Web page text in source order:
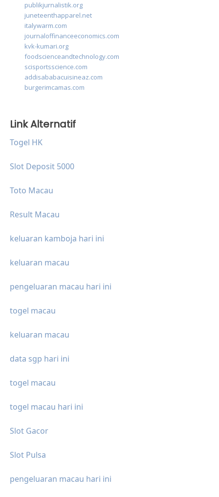
publikjurnalistik.org
juneteenthapparel.net
italywarm.com
journaloffinanceeconomics.com
kvk-kumari.org
foodscienceandtechnology.com
scisportsscience.com
addisababacuisineaz.com
burgerimcamas.com
Link Alternatif
Togel HK
Slot Deposit 5000
Toto Macau
Result Macau
keluaran kamboja hari ini
keluaran macau
pengeluaran macau hari ini
togel macau
keluaran macau
data sgp hari ini
togel macau
togel macau hari ini
Slot Gacor
Slot Pulsa
pengeluaran macau hari ini